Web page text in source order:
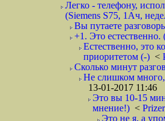
Легко - телефону,
(Siemens S75, 1Ач,
Вы путаете
+1. Это естественно.
Естественно, это
приоритетом (-) <
Сколько минут
Не слишком много,
13-01-2017 11:46
Это вы 10-15
мнение!) < Prizer
Это не я, а